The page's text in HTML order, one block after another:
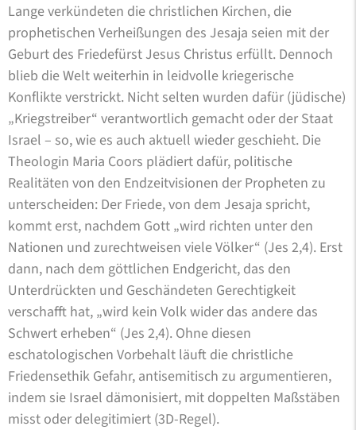
Lange verkündeten die christlichen Kirchen, die
prophetischen Verheißungen des Jesaja seien mit der
Geburt des Friedefürst Jesus Christus erfüllt. Dennoch
blieb die Welt weiterhin in leidvolle kriegerische
Konflikte verstrickt. Nicht selten wurden dafür (jüdische)
„Kriegstreiber“ verantwortlich gemacht oder der Staat
Israel – so, wie es auch aktuell wieder geschieht. Die
Theologin Maria Coors plädiert dafür, politische
Realitäten von den Endzeitvisionen der Propheten zu
unterscheiden: Der Friede, von dem Jesaja spricht,
kommt erst, nachdem Gott „wird richten unter den
Nationen und zurechtweisen viele Völker“ (Jes 2,4). Erst
dann, nach dem göttlichen Endgericht, das den
Unterdrückten und Geschändeten Gerechtigkeit
verschafft hat, „wird kein Volk wider das andere das
Schwert erheben“ (Jes 2,4). Ohne diesen
eschatologischen Vorbehalt läuft die christliche
Friedensethik Gefahr, antisemitisch zu argumentieren,
indem sie Israel dämonisiert, mit doppelten Maßstäben
misst oder delegitimiert (3D-Regel).